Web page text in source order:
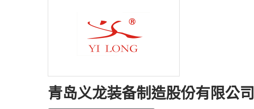
青岛义龙装备制造股份有限公司